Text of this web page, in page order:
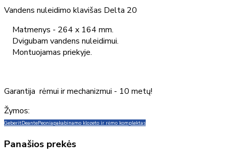
Vandens nuleidimo klavišas Delta 20
Matmenys - 264 x 164 mm.
Dvigubam vandens nuleidimui.
Montuojamas priekyje.
Garantija rėmui ir mechanizmui - 10 metų!
Žymos:
GeberitDeantePeoniapakabinamo klozeto ir rėmo komplektas
Panašios prekės